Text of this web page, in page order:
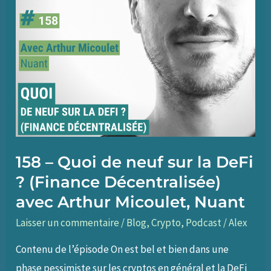
158 – Quoi de neuf sur la DeFi
? (Finance Décentralisée)
avec Arthur Micoulet, Nuant
Laisser un commentaire /Blog,Crypto, Podcast /Alex
Contenu de l’épisode On est bel et bien dans une
phase pessimiste sur les cryptos en général et la DeFi